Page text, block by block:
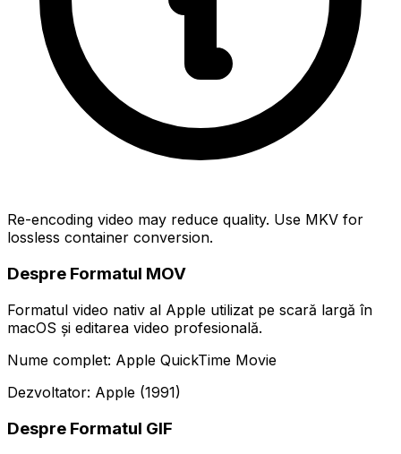
Re-encoding video may reduce quality. Use MKV for
lossless container conversion.
Despre Formatul MOV
Formatul video nativ al Apple utilizat pe scară largă în
macOS și editarea video profesională.
Nume complet: Apple QuickTime Movie
Dezvoltator: Apple (1991)
Despre Formatul GIF